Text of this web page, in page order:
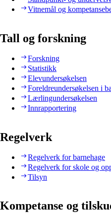
Vitnemål og
Tall og forskning
Forskning
Statistikk
Elevundersøkelsen
Foreldreundersøkelsen i
Lærlingundersøkelsen
Innrapportering
Regelverk
Regelverk for barnehage
Regelverk for skole og
Tilsyn
Kompetanse og